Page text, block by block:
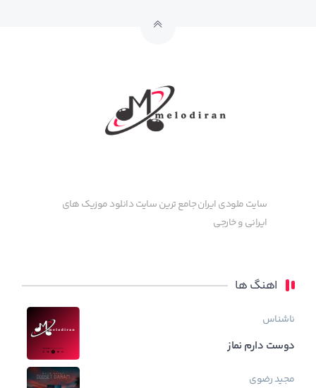
سایت ملودی ایران جامع ترین سایت دانلود موزیک های
ایرانی و خارجی
اهنگ ها
ناشناس
دوست دارم نماز
مجید رضوی